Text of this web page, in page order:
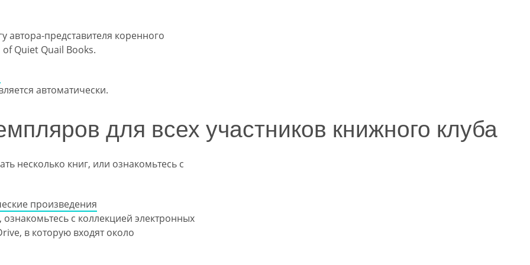
представителя коренного
Quiet Quail Books.
автоматически.
для всех участников книжного клуба
несколько книг, или ознакомьтесь с
произведения
с коллекцией электронных
в которую входят около